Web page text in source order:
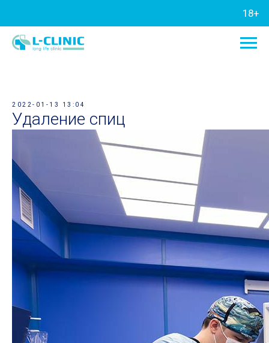
2022-01-13 13:04
Удаление спиц